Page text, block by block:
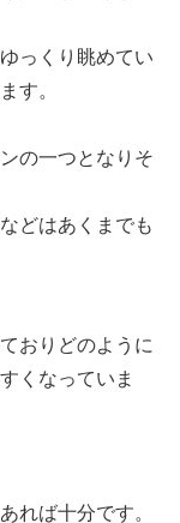
っくり眺めてい
す。
の一つとなりそ
どはあくまでも
おりどのように
くなっていま
れば十分です。